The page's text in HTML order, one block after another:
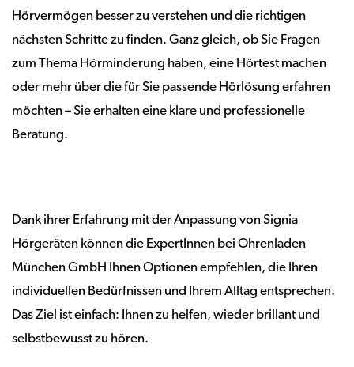
Hörvermögen besser zu verstehen und die richtigen
nächsten Schritte zu finden. Ganz gleich, ob Sie Fragen
zum Thema Hörminderung haben, eine Hörtest machen
oder mehr über die für Sie passende Hörlösung erfahren
möchten – Sie erhalten eine klare und professionelle
Beratung.
Dank ihrer Erfahrung mit der Anpassung von Signia
Hörgeräten können die ExpertInnen bei Ohrenladen
München GmbH Ihnen Optionen empfehlen, die Ihren
individuellen Bedürfnissen und Ihrem Alltag entsprechen.
Das Ziel ist einfach: Ihnen zu helfen, wieder brillant und
selbstbewusst zu hören.